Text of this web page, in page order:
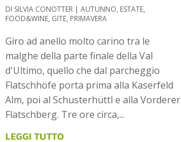
DI SILVIA CONOTTER| AUTUNNO, ESTATE,
FOOD&WINE, GITE, PRIMAVERA
Giro ad anello molto carino tra le
malghe della parte finale della Val
d'Ultimo, quello che dal parcheggio
Flatschhöfe porta prima alla Kaserfeld
Alm, poi al Schusterhüttl e alla Vorderer
Flatschberg. Tre ore circa,...
LEGGI TUTTO